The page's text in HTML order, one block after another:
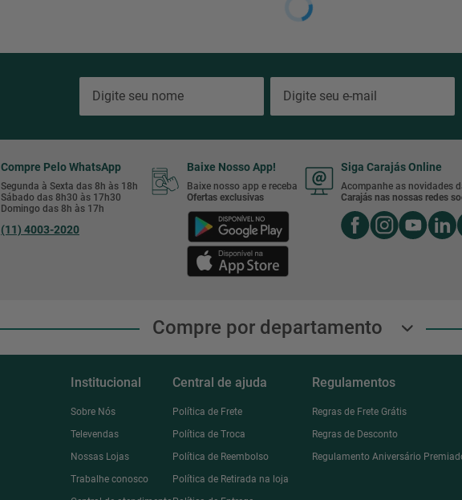
Compre Pelo WhatsApp
Segunda à Sexta das 8h às 18h
Sábado das 8h30 às 17h30
Domingo das 8h às 17h
(11) 4003-2020
Baixe Nosso App!
Baixe nosso app e receba
Ofertas exclusivas
Siga Carajás Online
Acompanhe as novidades
Carajás nas nossas redes
Compre por departamento
Institucional
Sobre Nós
Televendas
Nossas Lojas
Trabalhe conosco
Central de ajuda
Política de Frete
Política de Troca
Política de Reembolso
Política de Retirada na loja
Regulamentos
Regras de Frete Grátis
Regras de Desconto
Regulamento Aniversário